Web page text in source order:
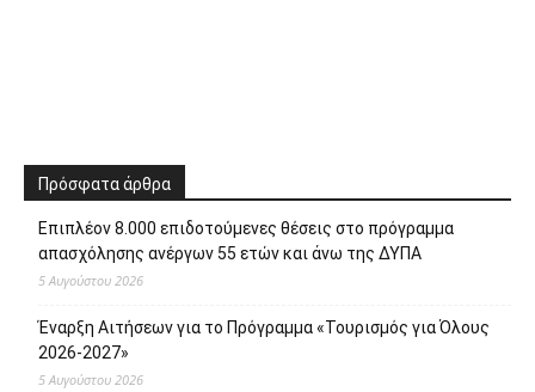
Πρόσφατα άρθρα
Επιπλέον 8.000 επιδοτούμενες θέσεις στο πρόγραμμα
απασχόλησης ανέργων 55 ετών και άνω της ΔΥΠΑ
5 Αυγούστου 2026
Έναρξη Αιτήσεων για το Πρόγραμμα «Τουρισμός για Όλους
2026-2027»
5 Αυγούστου 2026